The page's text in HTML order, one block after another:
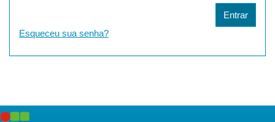
Esqueceu sua senha?